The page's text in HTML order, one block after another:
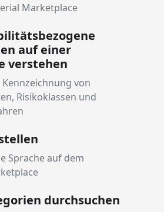
Marketplace
auf einer
verstehen
von
Risikoklassen und
Sprache auf dem
durchsuchen